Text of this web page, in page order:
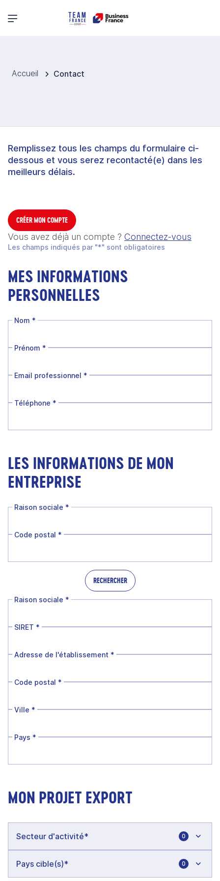
Menu principal
Accueil Contact
Remplissez tous les champs du formulaire ci-
dessous et vous serez recontacté(e) dans les
meilleurs délais.
CRÉER MON COMPTE
Vous avez déjà un compte ? Connectez-vous
Les champs indiqués par "*" sont obligatoires
MES INFORMATIONS
PERSONNELLES
Nom *
Prénom *
Email professionnel *
Téléphone *
LES INFORMATIONS DE MON
ENTREPRISE
Raison sociale *
Code postal *
RECHERCHER
Raison sociale *
SIRET *
Adresse de l'établissement *
Code postal *
Ville *
Pays *
MON PROJET EXPORT
0
0